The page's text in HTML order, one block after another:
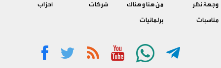
وجهة نظر
من هنا و هناك شركات
أحزاب
مناسبات
برلمانيات